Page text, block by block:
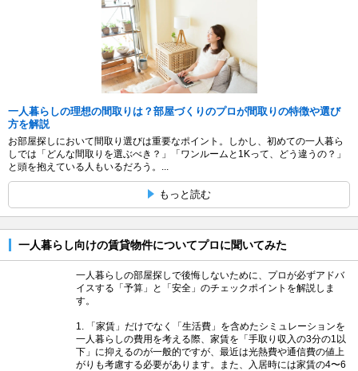
一人暮らしの理想の間取りは？部屋づくりのプロが間取りの特徴や選び
方を解説
お部屋探しにおいて間取り選びは重要なポイント。しかし、初めての一人暮ら
しでは「どんな間取りを選ぶべき？」「ワンルームと1Kって、どう違うの？」
と頭を抱えている人もいるだろう。...
もっと読む
一人暮らし向けの賃貸物件についてプロに聞いてみた
一人暮らしの部屋探しで後悔しないために、プロが必ずアドバ
イスする「予算」と「安全」のチェックポイントを解説しま
す。
1. 「家賃」だけでなく「生活費」を含めたシミュレーションを
一人暮らしの費用を考える際、家賃を「手取り収入の3分の1以
下」に抑えるのが一般的ですが、最近は光熱費や通信費の値上
がりも考慮する必要があります。また、入居時には家賃の4〜6